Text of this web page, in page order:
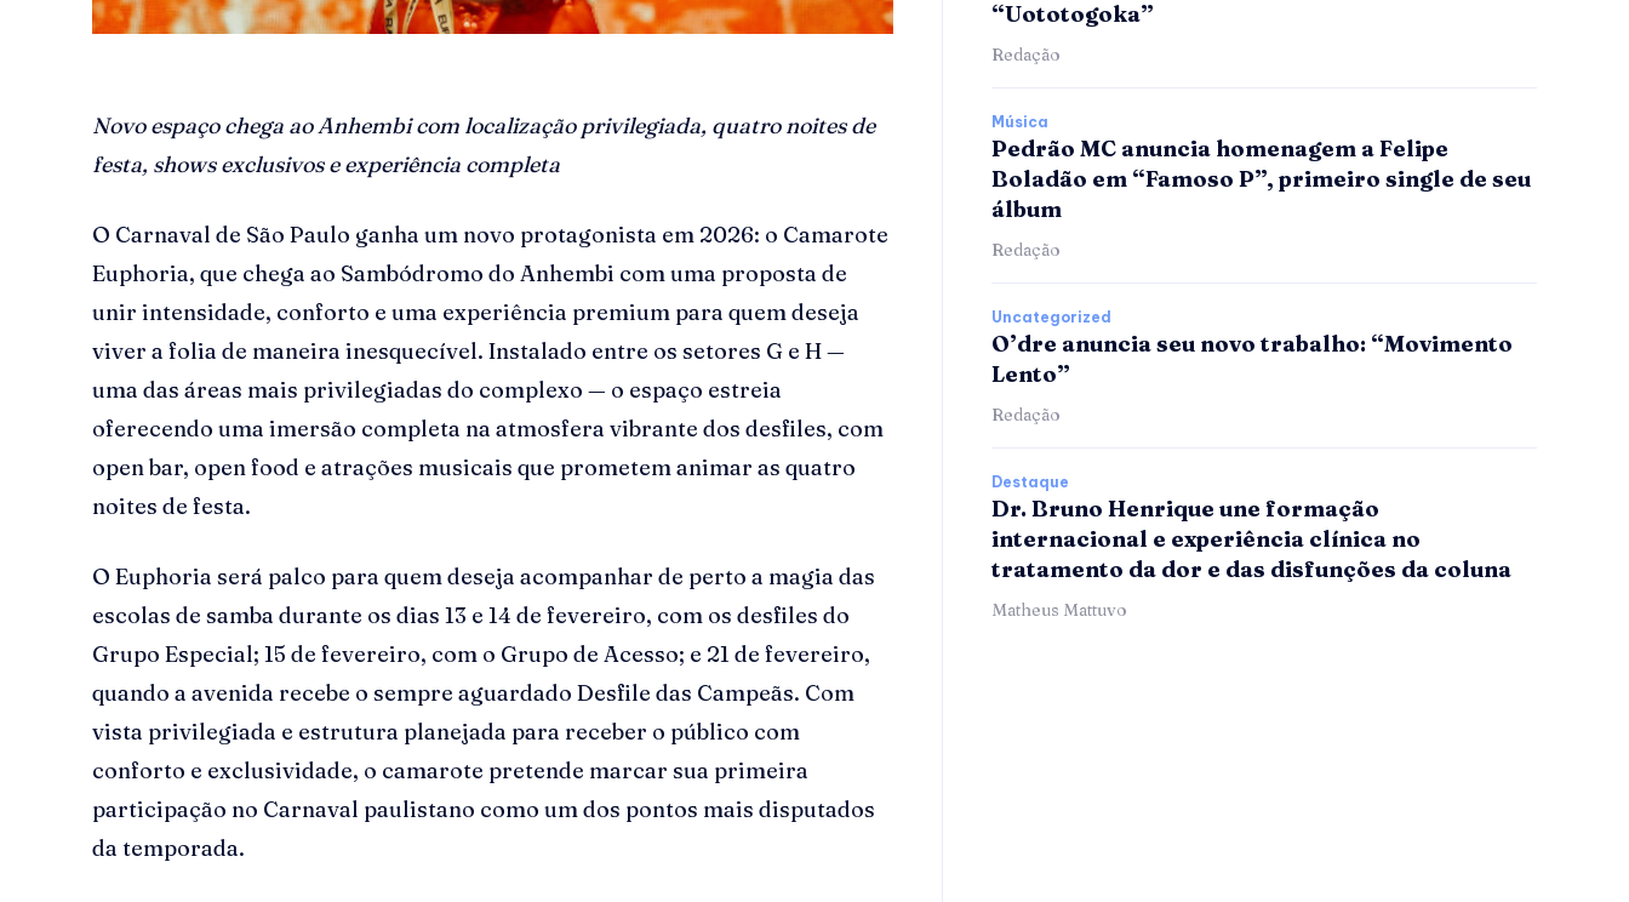
Novo espaço chega ao Anhembi com localização privilegiada, quatro noites de
festa, shows exclusivos e experiência completa
O Carnaval de São Paulo ganha um novo protagonista em 2026: o Camarote
Euphoria, que chega ao Sambódromo do Anhembi com uma proposta de
unir intensidade, conforto e uma experiência premium para quem deseja
viver a folia de maneira inesquecível. Instalado entre os setores G e H —
uma das áreas mais privilegiadas do complexo — o espaço estreia
oferecendo uma imersão completa na atmosfera vibrante dos desfiles, com
open bar, open food e atrações musicais que prometem animar as quatro
noites de festa.
O Euphoria será palco para quem deseja acompanhar de perto a magia das
escolas de samba durante os dias 13 e 14 de fevereiro, com os desfiles do
Grupo Especial; 15 de fevereiro, com o Grupo de Acesso; e 21 de fevereiro,
quando a avenida recebe o sempre aguardado Desfile das Campeãs. Com
vista privilegiada e estrutura planejada para receber o público com
conforto e exclusividade, o camarote pretende marcar sua primeira
participação no Carnaval paulistano como um dos pontos mais disputados
da temporada.
“Uototogoka”
Redação
Música
Pedrão MC anuncia homenagem a Felipe
Boladão em “Famoso P”, primeiro single de seu
álbum
Redação
Uncategorized
O’dre anuncia seu novo trabalho: “Movimento
Lento”
Redação
Destaque
Dr. Bruno Henrique une formação
internacional e experiência clínica no
tratamento da dor e das disfunções da coluna
Matheus Mattuvo